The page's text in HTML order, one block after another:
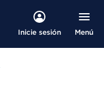
Inicie sesión Menú